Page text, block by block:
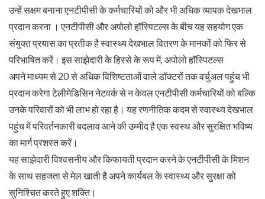
उन्हें सक्षम बनाना एनटीपीसी के कर्मचारियों को और भी अधिक व्यापक देखभाल
प्रदान करना । एनटीपीसी और अपोलो हॉस्पिटल्स के बीच यह सहयोग एक
संयुक्त प्रयास का प्रतीक है स्वास्थ्य देखभाल वितरण के मानकों को फिर से
परिभाषित करें। इस साझेदारी के हिस्से के रूप में, अपोलो हॉस्पिटल्स
अपने माध्यम से 20 से अधिक विशिष्टताओं वाले डॉक्टरों तक वर्चुअल पहुंच भी
प्रदान करेगा टेलीमेडिसिन नेटवर्क से न केवल एनटीपीसी कर्मचारियों को बल्कि
उनके परिवारों को भी लाभ हो रहा है। यह रणनीतिक कदम से स्वास्थ्य देखभाल
पहुंच में परिवर्तनकारी बदलाव आने की उम्मीद है एक स्वस्थ और सुरक्षित भविष्य
का मार्ग प्रशस्त करें।
यह साझेदारी विश्वसनीय और किफायती प्रदान करने के एनटीपीसी के मिशन
के साथ सहजता से मेल खाती है अपने कार्यबल के स्वास्थ्य और सुरक्षा को
सुनिश्चित करते हुए शक्ति।